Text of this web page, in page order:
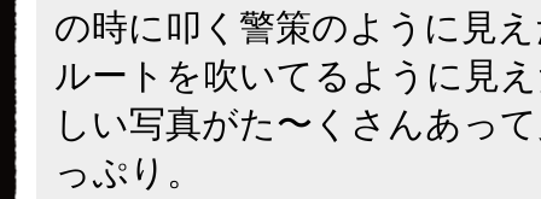
の時に叩く警策のように見
ルートを吹いてるように見
しい写真がた〜くさんあっ
っぷり。